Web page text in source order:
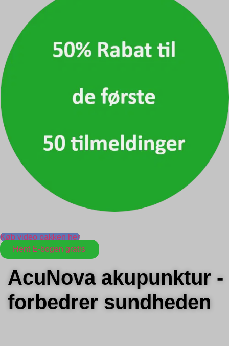
Køb video pakken her
Hent E-bogen gratis
AcuNova akupunktur -
forbedrer sundheden